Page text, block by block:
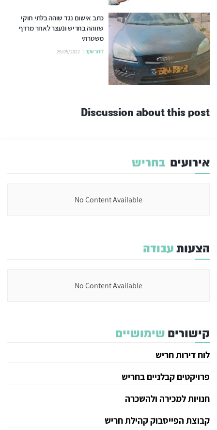
כתב אישום נגד שוהה בלתי חוקי
שזוהה בחריש ונעצר לאחר מרדף
משטרתי
לידור שקד 29/05/2022
Discussion about this post
אירועים בחריש
No Content Available
הצעותעבודה
No Content Available
קישורים שימושיים
לוח דירות חריש
פרויקטים קבלניים בחריש
חנויות למכירה ולהשכרה
קבוצת הפייסבוק קהילת חריש